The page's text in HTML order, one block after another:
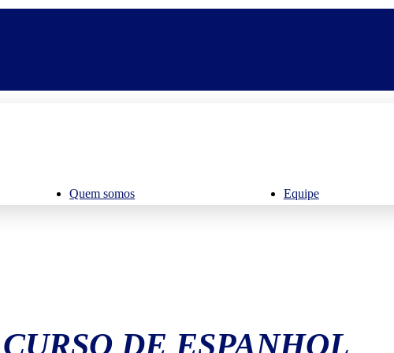
Quem somos Equipe
CURSO DE ESPANHOL